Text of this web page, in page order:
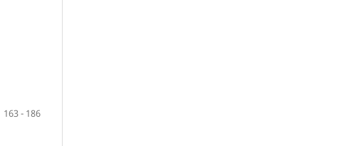
163 - 186